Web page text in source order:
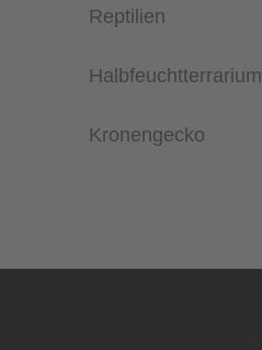
Reptilien
Halbfeuchtterrarium
Kronengecko